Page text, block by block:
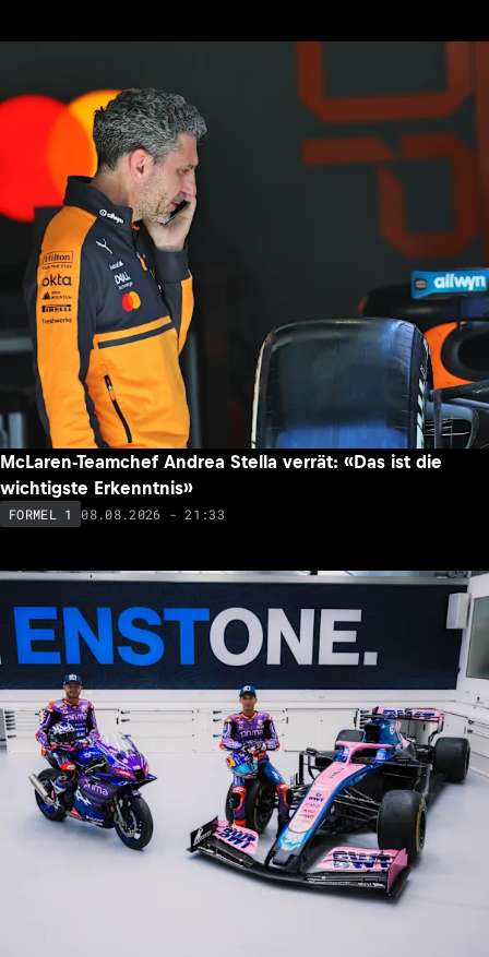
McLaren-Teamchef Andrea Stella verrät: «Das ist die
wichtigste Erkenntnis»
FORMEL 1 08.08.2026 - 21:33